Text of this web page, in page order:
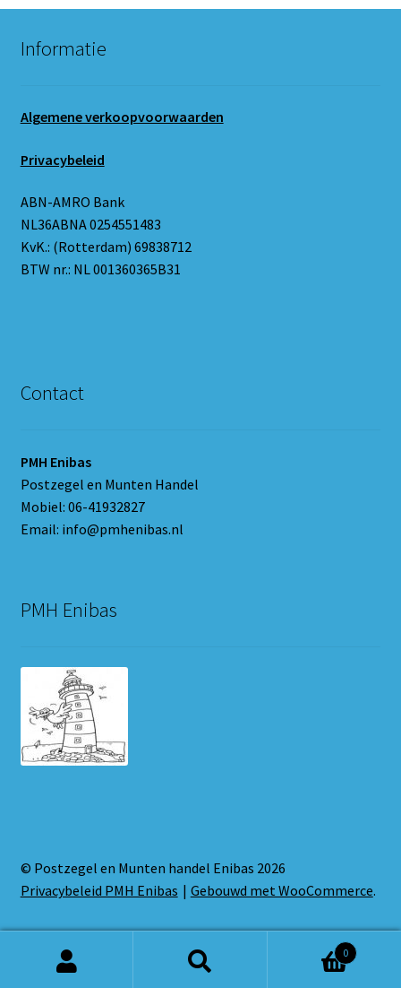
Informatie
Algemene verkoopvoorwaarden
Privacybeleid
ABN-AMRO Bank
NL36ABNA 0254551483
KvK.: (Rotterdam) 69838712
BTW nr.: NL 001360365B31
Contact
PMH Enibas
Postzegel en Munten Handel
Mobiel: 06-41932827
Email: info@pmhenibas.nl
PMH Enibas
© Postzegel en Munten handel Enibas 2026
Privacybeleid PMH Enibas
Gebouwd met WooCommerce.
0